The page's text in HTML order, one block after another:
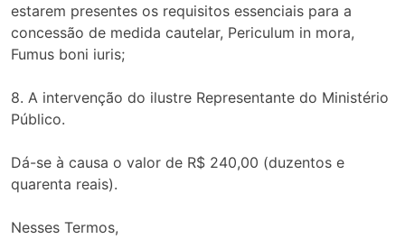
estarem presentes os requisitos essenciais para a
concessão de medida cautelar, Periculum in mora,
Fumus boni iuris;
8. A intervenção do ilustre Representante do Ministério
Público.
Dá-se à causa o valor de R$ 240,00 (duzentos e
quarenta reais).
Nesses Termos,